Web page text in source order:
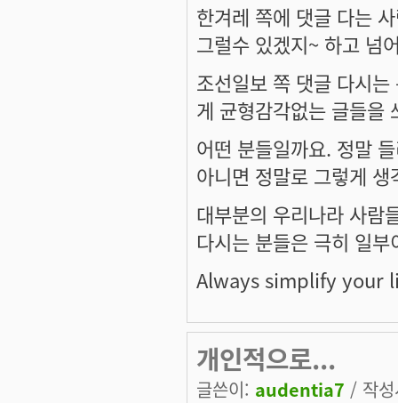
한겨레 쪽에 댓글 다는
그럴수 있겠지~ 하고 넘
조선일보 쪽 댓글 다시
게 균형감각없는 글들을
어떤 분들일까요. 정말
아니면 정말로 그렇게
대부분의 우리나라 사람
다시는 분들은 극히 일
Always simplify your
개인적으로...
글쓴이: audentia7 / 작